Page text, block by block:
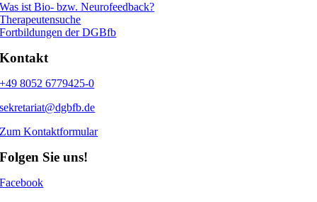
Was ist Bio- bzw. Neurofeedback?
Therapeutensuche
Fortbildungen der DGBfb
Kontakt
+49 8052 6779425-0
sekretariat@dgbfb.de
Zum Kontaktformular
Folgen Sie uns!
Facebook